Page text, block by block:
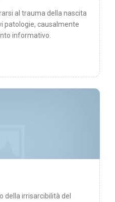
al trauma della nascita
patologie, causalmente
informativo.
irrisarcibilità del